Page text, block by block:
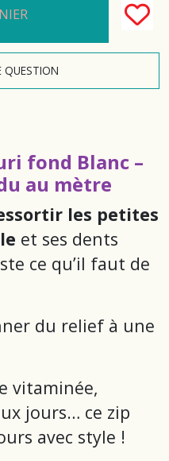
fond Blanc –
au mètre
les petites
et ses dents
ce qu’il faut de
du relief à une
vitaminée,
jours… ce zip
avec style !